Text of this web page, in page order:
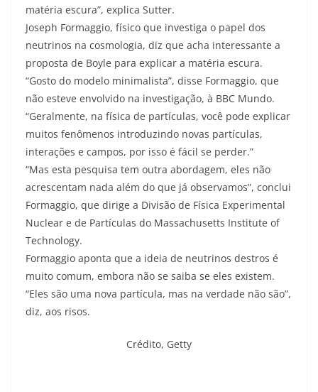
matéria escura”, explica Sutter.
Joseph Formaggio, físico que investiga o papel dos
neutrinos na cosmologia, diz que acha interessante a
proposta de Boyle para explicar a matéria escura.
“Gosto do modelo minimalista”, disse Formaggio, que
não esteve envolvido na investigação, à BBC Mundo.
“Geralmente, na física de partículas, você pode explicar
muitos fenômenos introduzindo novas partículas,
interações e campos, por isso é fácil se perder.”
“Mas esta pesquisa tem outra abordagem, eles não
acrescentam nada além do que já observamos”, conclui
Formaggio, que dirige a Divisão de Física Experimental
Nuclear e de Partículas do Massachusetts Institute of
Technology.
Formaggio aponta que a ideia de neutrinos destros é
muito comum, embora não se saiba se eles existem.
“Eles são uma nova partícula, mas na verdade não são”,
diz, aos risos.
Crédito, Getty